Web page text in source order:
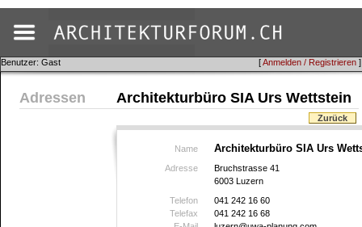
[Anmelden / Registrieren ]
Benutzer: Gast
Adressen Architekturbüro SIA Urs Wettstein
Zurück
Name Architekturbüro SIA Urs
Adresse
Bruchstrasse 41
6003 Luzern
Telefon
041 242 16 60
Telefax
041 242 16 68